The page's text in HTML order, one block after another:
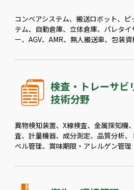
コンベアシステム、搬送ロボット、
テム、自動倉庫、立体倉庫、パレタ
ー、AGV、AMR、無人搬送車、包装
検査・トレーサビ
技術分野
異物検知装置、X線検査、金属探知機
査、計量機器、成分測定、品質分析、
ベル管理、賞味期限・アレルゲン管